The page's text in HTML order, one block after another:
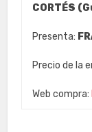
CORTÉS
Presenta:
Precio de la
Web compra: